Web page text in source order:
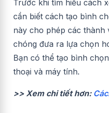
Trước khi tìm hiểu cách
cần biết cách tạo bình
này cho phép các thành
chóng đưa ra lựa chọn
Bạn có thể tạo bình
thoại và máy tính.
>> Xem chi tiết hơn: